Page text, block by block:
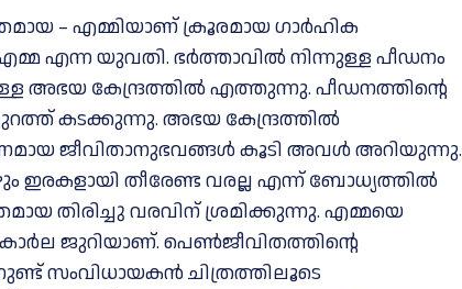
– എമ്മിയാണ് ക്രൂരമായ ഗാർഹിക
എന്ന യുവതി. ഭർത്താവിൽ നിന്നുള്ള പീഡനം
അഭയ കേന്ദ്രത്തിൽ എത്തുന്നു. പീഡനത്തിൻ്റെ
കടക്കുന്നു. അഭയ കേന്ദ്രത്തിൽ
ജീവിതാനുഭവങ്ങൾ കൂടി അവൾ അറിയുന്നു.
തീരേണ്ട വരല്ല എന്ന് ബോധ്യത്തിൽ
തിരിച്ചു വരവിന് ശ്രമിക്കുന്നു. എമ്മയെ
ജുറിയാണ്. പെൺജീവിതത്തിൻ്റെ
സംവിധായകൻ ചിത്രത്തിലൂടെ